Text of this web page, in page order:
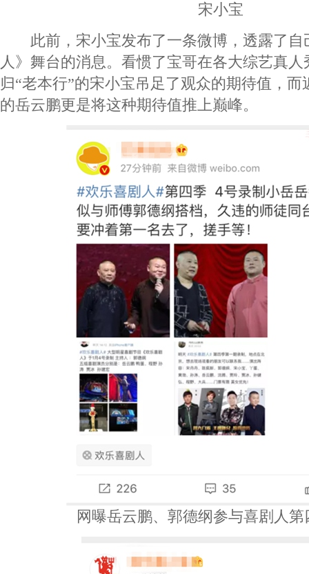
宋小宝
此前，宋小宝发布了一条微博，透露了自
人》舞台的消息。看惯了宝哥在各大综艺真
归“老本行”的宋小宝吊足了观众的期待值，
的岳云鹏更是将这种期待值推上巅峰。
网曝岳云鹏、郭德纲参与喜剧人第